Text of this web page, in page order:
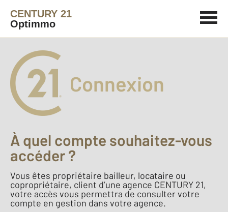
CENTURY 21
Optimmo
Connexion
À quel compte souhaitez-vous
accéder ?
Vous êtes propriétaire bailleur, locataire ou
copropriétaire, client d’une agence CENTURY 21,
votre accès vous permettra de consulter votre
compte en gestion dans votre agence.